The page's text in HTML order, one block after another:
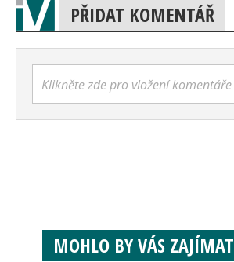
PŘIDAT KOMENTÁŘ
Klikněte zde pro vložení komentáře
MOHLO BY VÁS ZAJÍMAT